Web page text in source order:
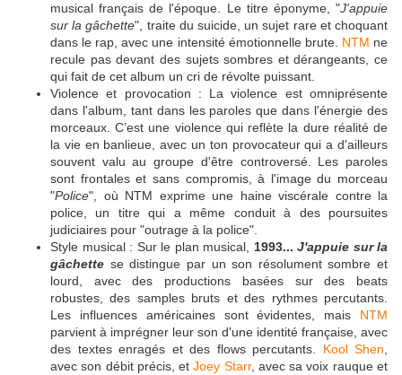
musical français de l'époque. Le titre éponyme, "J'appuie
sur la gâchette", traite du suicide, un sujet rare et choquant
dans le rap, avec une intensité émotionnelle brute. NTM ne
recule pas devant des sujets sombres et dérangeants, ce
qui fait de cet album un cri de révolte puissant.
Violence et provocation : La violence est omniprésente
dans l'album, tant dans les paroles que dans l'énergie des
morceaux. C’est une violence qui reflète la dure réalité de
la vie en banlieue, avec un ton provocateur qui a d'ailleurs
souvent valu au groupe d'être controversé. Les paroles
sont frontales et sans compromis, à l'image du morceau
"Police", où NTM exprime une haine viscérale contre la
police, un titre qui a même conduit à des poursuites
judiciaires pour "outrage à la police".
Style musical : Sur le plan musical, 1993... J'appuie sur la
gâchette se distingue par un son résolument sombre et
lourd, avec des productions basées sur des beats
robustes, des samples bruts et des rythmes percutants.
Les influences américaines sont évidentes, mais NTM
parvient à imprégner leur son d'une identité française, avec
des textes enragés et des flows percutants. Kool Shen
avec son débit précis, etJoey Starr, avec sa voix rauque et